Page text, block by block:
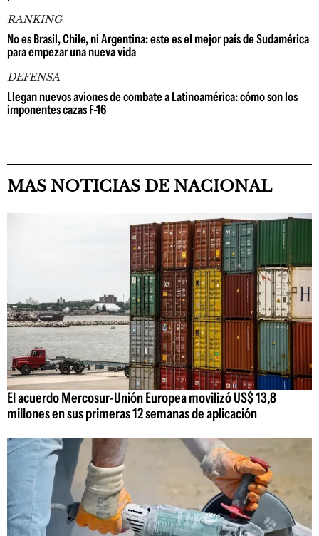
RANKING
No es Brasil, Chile, ni Argentina: este es el mejor país de Sudamérica
para empezar una nueva vida
DEFENSA
Llegan nuevos aviones de combate a Latinoamérica: cómo son los
imponentes cazas F-16
MAS NOTICIAS DE NACIONAL
El acuerdo Mercosur-Unión Europea movilizó US$ 13,8
millones en sus primeras 12 semanas de aplicación